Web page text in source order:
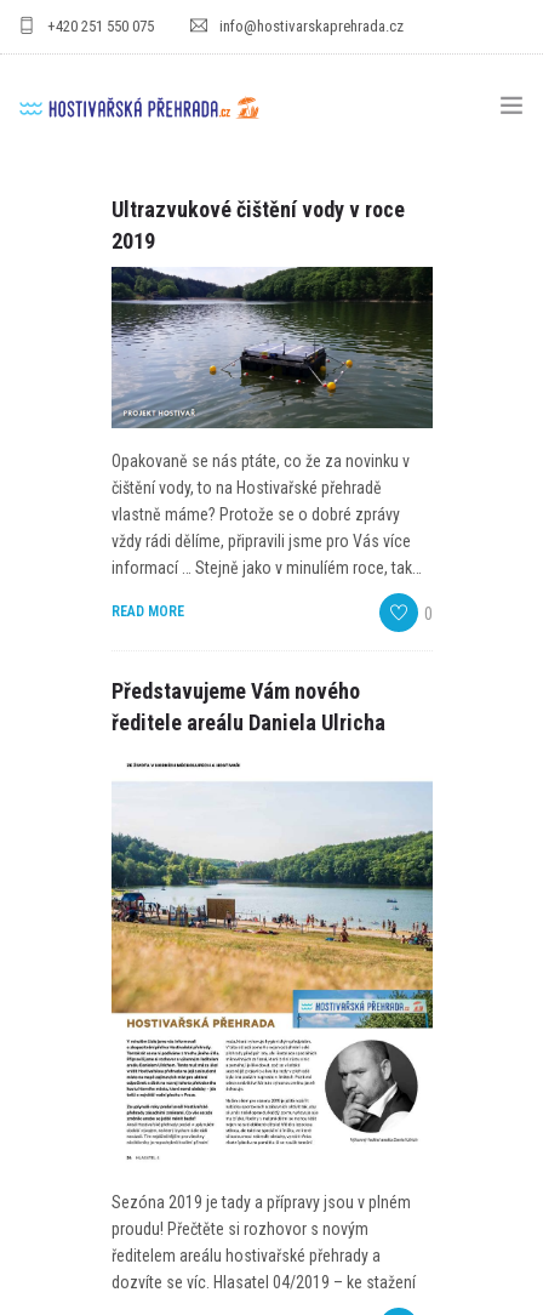
+420 251 550 075 info@hostivarskaprehrada.cz
WEBKAMERA
Ultrazvukové čištění vody v roce
2019
Opakovaně se nás ptáte, co že za novinku v
čištění vody, to na Hostivařské přehradě
vlastně máme? Protože se o dobré zprávy
vždy rádi dělíme, připravili jsme pro Vás více
informací … Stejně jako v minulíém roce, tak…
READ MORE 0
Představujeme Vám nového
ředitele areálu Daniela Ulricha
Sezóna 2019 je tady a přípravy jsou v plném
proudu! Přečtěte si rozhovor s novým
ředitelem areálu hostivařské přehrady a
dozvíte se víc. Hlasatel 04/2019 – ke stažení